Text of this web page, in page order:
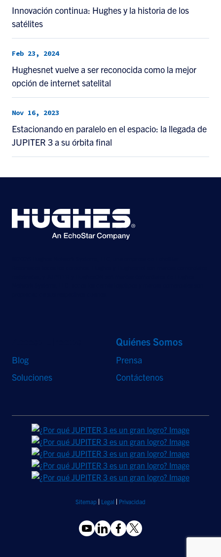
Innovación continua: Hughes y la historia de los
satélites
Feb 23, 2024
Hughesnet vuelve a ser reconocida como la mejor
opción de internet satelital
Nov 16, 2023
Estacionando en paralelo en el espacio: la llegada de
JUPITER 3 a su órbita final
Blog
Soluciones
Quiénes Somos
Prensa
Contáctenos
Sitemap Legal Privacidad